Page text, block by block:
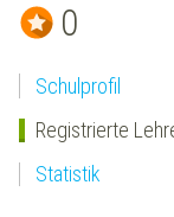
0
Schulprofil
Registrierte
Statistik